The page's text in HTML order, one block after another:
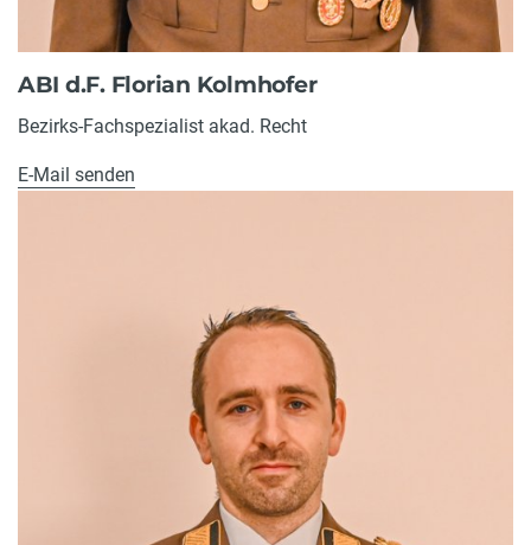
ABI d.F. Florian Kolmhofer
Bezirks-Fachspezialist akad. Recht
E-Mail senden